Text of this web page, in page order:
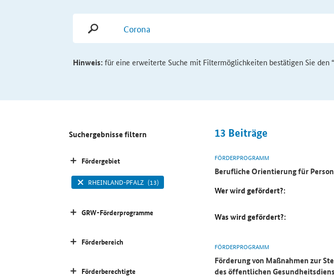
Hinweis:für eine erweiterte Suche mit Filtermöglichkeiten bestätigen Sie den
13 Beiträge
FÖRDERPROGRAMM
Berufliche Orientierung für
Wer wird gefördert?:
Was wird gefördert?:
FÖRDERPROGRAMM
Förderung von Maßnahmen zur
des öffentlichen
Suchergebnisse filtern
Fördergebiet
RHEINLAND-PFALZ (13)
GRW-Förderprogramme
Förderbereich
Förderberechtigte